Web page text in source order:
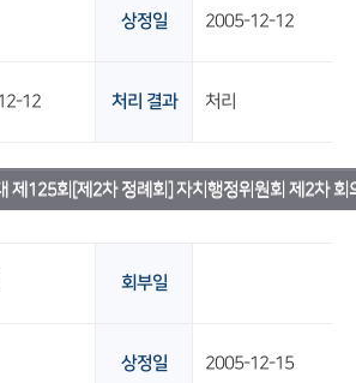
상정일 2005-12-12
12 처리 결과 처리
제125회[제2차 정례회] 자치행정위원회 제2차 회
회부일
상정일 2005-12-15